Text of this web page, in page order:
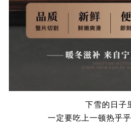
下雪的日子
一定要吃上一顿热乎